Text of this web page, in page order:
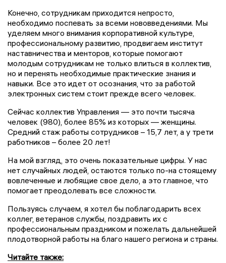
Конечно, сотрудникам приходится непросто,
необходимо поспевать за всеми нововведениями. Мы
уделяем много внимания корпоративной культуре,
профессиональному развитию, продвигаем институт
наставничества и менторов, которые помогают
молодым сотрудникам не только влиться в коллектив,
но и перенять необходимые практические знания и
навыки. Все это идет от осознания, что за работой
электронных систем стоит прежде всего человек.
Сейчас коллектив Управления — это почти тысяча
человек (980), более 85% из которых — женщины.
Средний стаж работы сотрудников – 15,7 лет, а у трети
работников – более 20 лет!
На мой взгляд, это очень показательные цифры. У нас
нет случайных людей, остаются только по-на стоящему
вовлеченные и любящие свое дело, а это главное, что
помогает преодолевать все сложности.
Пользуясь случаем, я хотел бы поблагодарить всех
коллег, ветеранов службы, поздравить их с
профессиональным праздником и пожелать дальнейшей
плодотворной работы на благо нашего региона и страны.
Читайте также: